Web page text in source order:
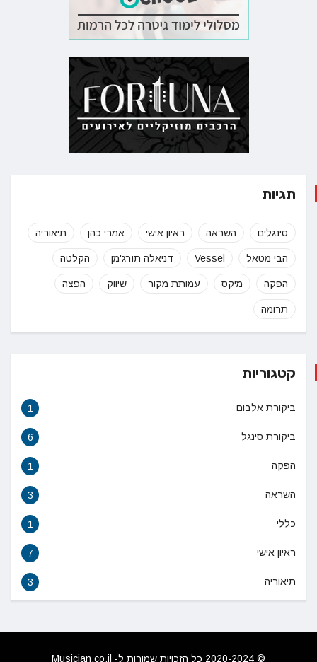
תגיות
סינגלים השראה ראיון אישי אמרי כהן תיאוריה
הבי מטאל Vessel דניאלה תורג'מן הקלטה
הפקה מיקס עמותת מקור שיווק הפצה
תרומה
קטגוריות
ביקורת אלבום 1
ביקורת סינגל 6
הפקה 1
השראה 3
כללי 1
ראיון אישי 7
תיאוריה 3
© 2020-2024 כל הזכויות שמורות ל- Musician.co.il